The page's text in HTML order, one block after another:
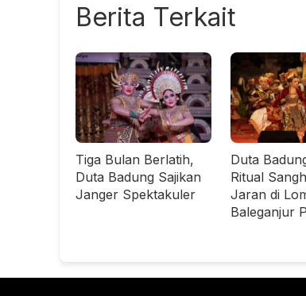
Berita Terkait
Tiga Bulan Berlatih,
Duta Badung Sajikan
Janger Spektakuler
Duta
Ritual
Jaran di
Baleganjur